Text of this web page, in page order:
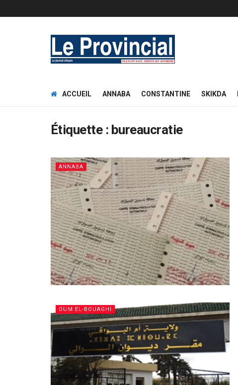
ACCUEIL ANNABA CONSTANTINE SKIKDA
Étiquette : bureaucratie
ANNABA
OUM EL-BOUAGHI